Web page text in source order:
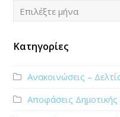
Ιστορικό
Επιλέξτε μήνα
Κατηγορίες
Ανακοινώσεις –
Αποφάσεις